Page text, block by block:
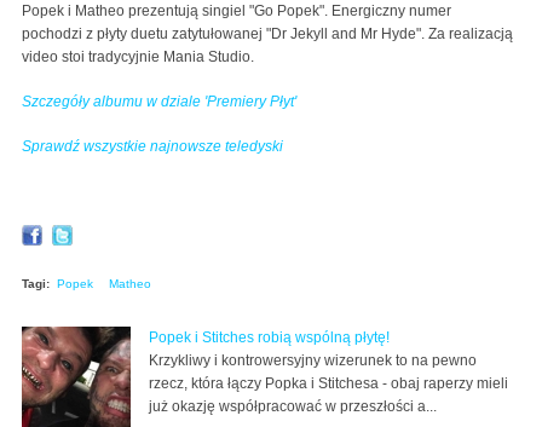
Popek i Matheo prezentują singiel "Go Popek". Energiczny numer
pochodzi z płyty duetu zatytułowanej "Dr Jekyll and Mr Hyde". Za realizacją
video stoi tradycyjnie Mania Studio.
Szczegóły albumu w dziale 'Premiery Płyt'
Sprawdź wszystkie najnowsze teledyski
Tagi: Popek Matheo
Popek i Stitches robią wspólną płytę!
Krzykliwy i kontrowersyjny wizerunek to na pewno
rzecz, która łączy Popka i Stitchesa - obaj raperzy mieli
już okazję współpracować w przeszłości a...